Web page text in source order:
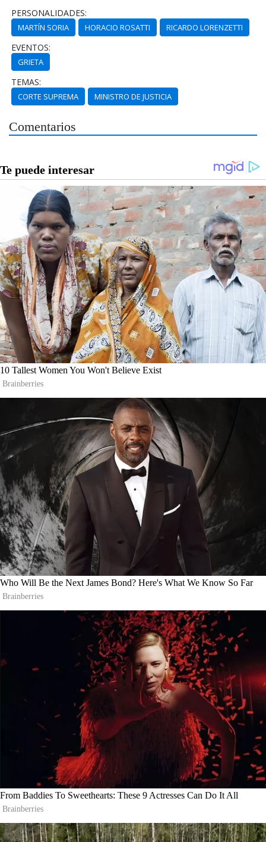
PERSONALIDADES:
MARTÍN SORIA HORACIO ROSATTI RICARDO LORENZETTI
EVENTOS:
GRIETA
TEMAS:
CORTE SUPREMA MINISTRO DE JUSTICIA
Comentarios